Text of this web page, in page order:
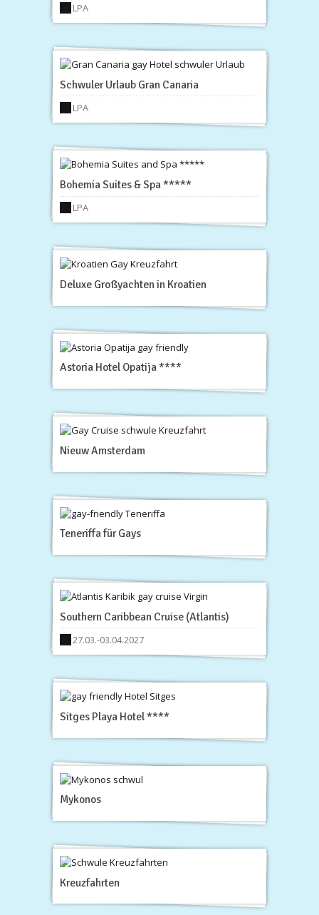
LPA
Schwuler Urlaub Gran Canaria
LPA
Bohemia Suites & Spa *****
LPA
Deluxe Großyachten in Kroatien
Astoria Hotel Opatija ****
Nieuw Amsterdam
Teneriffa für Gays
Southern Caribbean Cruise (Atlantis)
27.03.-03.04.2027
Sitges Playa Hotel ****
Mykonos
Kreuzfahrten